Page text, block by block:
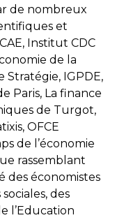
de nombreux
et
Institut CDC
de la
Stratégie, IGPDE,
Paris, La finance
de Turgot,
OFCE
de l’économie
rassemblant
des économistes
des
l’Education